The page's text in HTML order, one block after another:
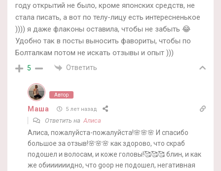
году открытий не было, кроме японских средств, не
стала писать, а вот по телу-лицу есть интересненькое
)))) я даже флаконы оставила, чтобы не забыть 😂
Удобно так в посты выносить фавориты, чтобы по
Болталкам потом не искать отзывы и опыт )))
5 Ответить
Автор
Маша 5 лет назад
Ответить на Алиса
Алиса, пожалуйста-пожалуйста!🌸🌸🌸 И спасибо
большое за отзыв!🌸🌸🌸 как здорово, что скраб
подошел и волосам, и коже головы!🥰🥰🥰 блин, и как
же обиииииидно, что goop не подошел, негативная